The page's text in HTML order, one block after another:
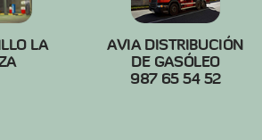
LA
AVIA DISTRIBUCIÓN
DE GASÓLEO
987 65 54 52